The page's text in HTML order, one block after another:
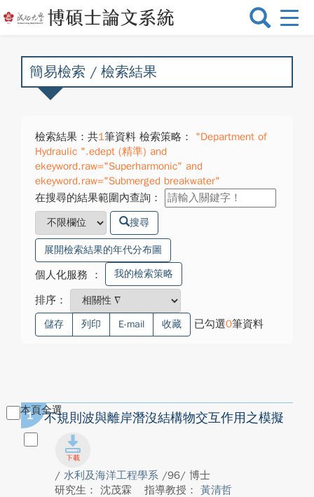
選
換
簡易檢索 / 檢索結果
檢索結果：共1筆資料 檢索策略：
"Department of
Hydraulic ".edept (精準) and
ekeyword.raw="Superharmonic" and
ekeyword.raw="Submerged breakwater"
在搜尋的結果範圍內查詢：
搜尋
展開檢索結果的年代分布圖
個人化服務 ： 我的檢索策略
排序：
儲存 列印 E-mail 收藏 已勾選0筆資料
本頁全選
1 不規則波與離岸潛沒結構物交互作用之模擬
/ 水利及海洋工程學系 /96/ 博士
研究生： 沈茂霖
指導教授： 黃清哲